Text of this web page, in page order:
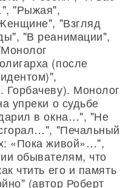
"Рыжая",
"Взгляд
"В реанимации",
(после
Монолог
упреки о судьбе
в окна…", "Не
"Печальный
«Пока живой»…",
обывателям, что
чтить его и память
(автор Роберт